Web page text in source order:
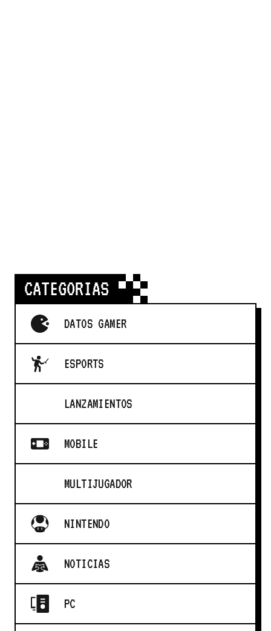
CATEGORIAS
DATOS GAMER
ESPORTS
LANZAMIENTOS
MOBILE
MULTIJUGADOR
NINTENDO
NOTICIAS
PC